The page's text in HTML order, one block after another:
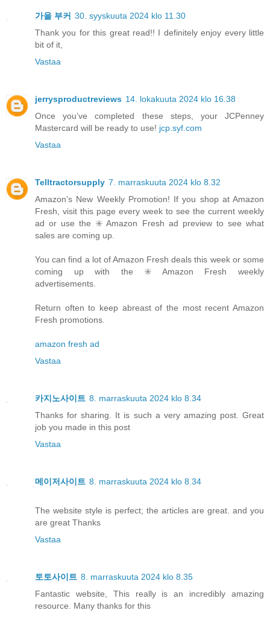
가을 부커 30. syyskuuta 2024 klo 11.30
Thank you for this great read!! I definitely enjoy every little
bit of it,
Vastaa
jerrysproductreviews 14. lokakuuta 2024 klo 16.38
Once you’ve completed these steps, your JCPenney
Mastercard will be ready to use! jcp.syf.com
Vastaa
Telltractorsupply 7. marraskuuta 2024 klo 8.32
Amazon's New Weekly Promotion! If you shop at Amazon
Fresh, visit this page every week to see the current weekly
ad or use the ✳️ Amazon Fresh ad preview to see what
sales are coming up.
You can find a lot of Amazon Fresh deals this week or some
coming up with the ✳️ Amazon Fresh weekly
advertisements.
Return often to keep abreast of the most recent Amazon
Fresh promotions.
amazon fresh ad
Vastaa
카지노사이트 8. marraskuuta 2024 klo 8.34
Thanks for sharing. It is such a very amazing post. Great
job you made in this post
Vastaa
메이저사이트 8. marraskuuta 2024 klo 8.34
The website style is perfect; the articles are great. and you
are great Thanks
Vastaa
토토사이트 8. marraskuuta 2024 klo 8.35
Fantastic website, This really is an incredibly amazing
resource. Many thanks for this